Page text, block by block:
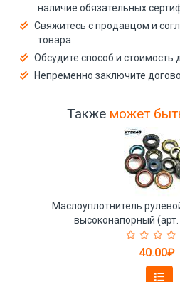
наличие обязательных
Свяжитесь с продавцом и
товара
Обсудите способ и стоимость
Непременно заключите
Также может
Маслоуплотнитель
высоконапорный
40.00₽